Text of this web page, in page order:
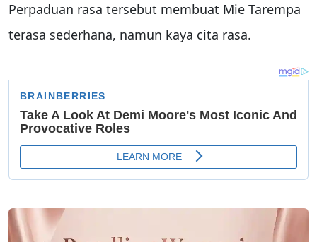
Perpaduan rasa tersebut membuat Mie Tarempa
terasa sederhana, namun kaya cita rasa.